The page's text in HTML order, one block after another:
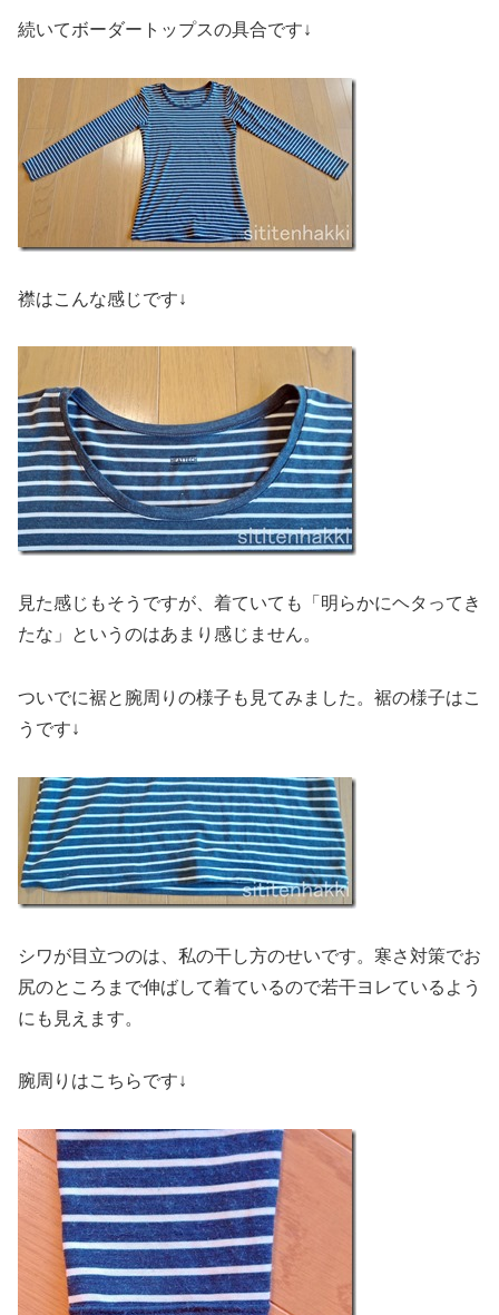
続いてボーダートップスの具合です↓
襟はこんな感じです↓
見た感じもそうですが、着ていても「明らかにヘタってき
たな」というのはあまり感じません。
ついでに裾と腕周りの様子も見てみました。裾の様子はこ
うです↓
シワが目立つのは、私の干し方のせいです。寒さ対策でお
尻のところまで伸ばして着ているので若干ヨレているよう
にも見えます。
腕周りはこちらです↓